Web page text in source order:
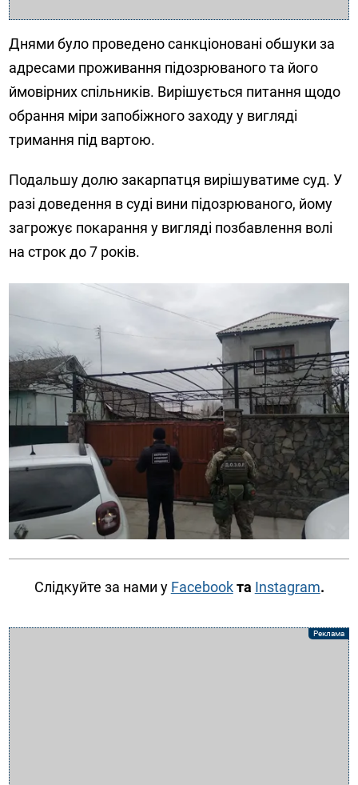
Днями було проведено санкціоновані обшуки за
адресами проживання підозрюваного та його
ймовірних спільників. Вирішується питання щодо
обрання міри запобіжного заходу у вигляді
тримання під вартою.
Подальшу долю закарпатця вирішуватиме суд. У
разі доведення в суді вини підозрюваного, йому
загрожує покарання у вигляді позбавлення волі
на строк до 7 років.
Слідкуйте за нами у Facebookта Instagram.